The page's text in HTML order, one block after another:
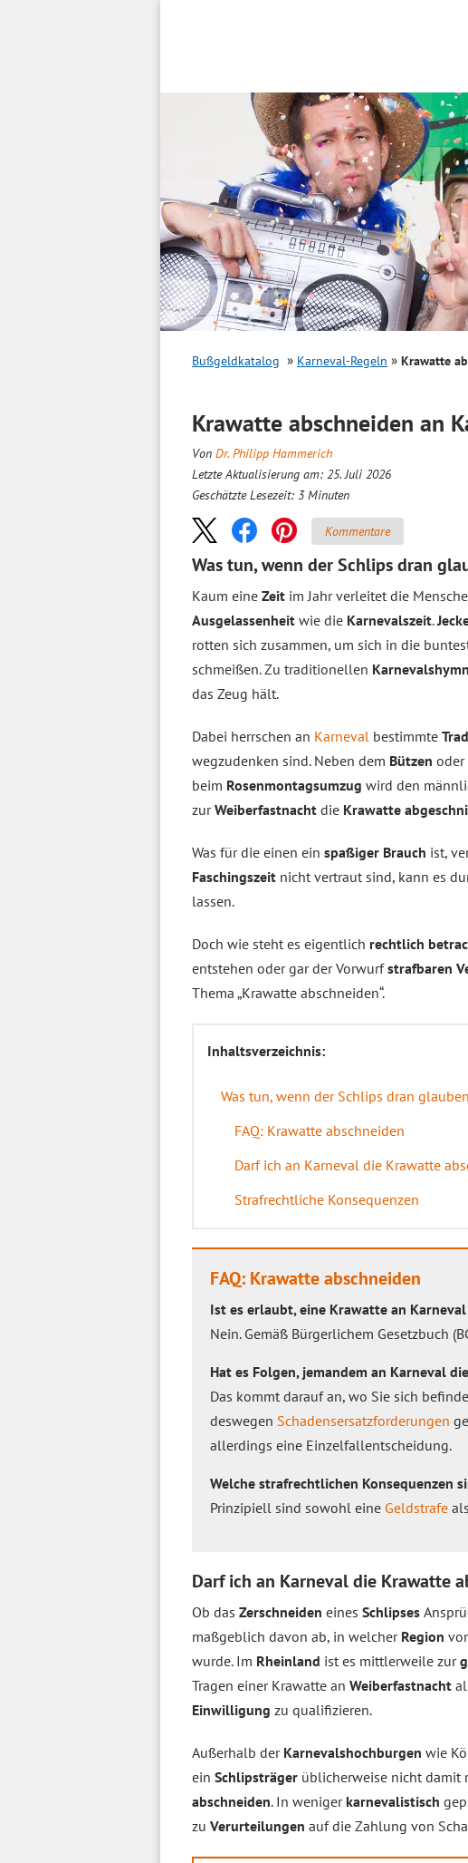
Bußgeldkatalog Karneval-Regeln Krawatte
Krawatte abschneiden an
Von Dr. Philipp Hammerich
Letzte Aktualisierung am: 25. Juli 2026
Geschätzte Lesezeit: 3 Minuten
Kommentare
Was tun, wenn der Schlips dran
Kaum eine Zeit im Jahr verleitet die
Ausgelassenheit wie die Karnevalszeit.
rotten sich zusammen, um sich in die
schmeißen. Zu traditionellen
das Zeug hält.
Dabei herrschen an Karneval bestimmte
wegzudenken sind. Neben dem Bützen oder
beim Rosenmontagsumzug wird den
zurWeiberfastnacht die Krawatte
Was für die einen ein spaßiger Brauch ist,
Faschingszeit nicht vertraut sind, kann es
lassen.
Doch wie steht es eigentlich rechtlich
entstehen oder gar der Vorwurfstrafbaren
Thema „Krawatte abschneiden“.
Inhaltsverzeichnis:
Was tun, wenn der Schlips dran
FAQ: Krawatte abschneiden
Darf ich an Karneval die Krawatte
Strafrechtliche Konsequenzen
FAQ: Krawatte abschneiden
Ist es erlaubt, eine Krawatte an
Nein. Gemäß Bürgerlichem Gesetzbuch
Hat es Folgen, jemandem an Karneval
Das kommt darauf an, wo Sie sich
deswegen Schadensersatzforderungen
allerdings eine Einzelfallentscheidung.
Welche strafrechtlichen Konsequenzen
Prinzipiell sind sowohl eine Geldstrafe
Darf ich an Karneval die Krawatte
Ob das Zerschneiden eines Schlipses
maßgeblich davon ab, in welcher Region
wurde. Im Rheinland ist es mittlerweile zur
Tragen einer Krawatte an Weiberfastnacht
Einwilligung zu qualifizieren.
Außerhalb der Karnevalshochburgen wie
ein Schlipsträger üblicherweise nicht damit
abschneiden. In weniger karnevalistisch
zu Verurteilungen auf die Zahlung von